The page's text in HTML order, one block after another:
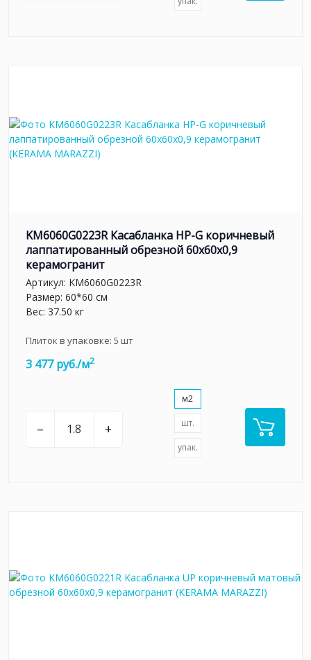
KM6060G0223R Касабланка HP-G коричневый
лаппатированный обрезной 60x60x0,9
керамогранит
Артикул: KM6060G0223R
Размер: 60*60 см
Вес: 37.50 кг
Плиток в упаковке: 5 шт
3 477 руб./м2
– +
м2
шт.
упак.